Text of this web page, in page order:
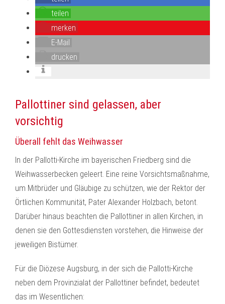
teilen
merken
E-Mail
drucken
Pallottiner sind gelassen, aber
vorsichtig
Überall fehlt das Weihwasser
In der Pallotti-Kirche im bayerischen Friedberg sind die
Weihwasserbecken geleert. Eine reine Vorsichtsmaßnahme,
um Mitbrüder und Gläubige zu schützen, wie der Rektor der
Örtlichen Kommunität, Pater Alexander Holzbach, betont.
Darüber hinaus beachten die Pallottiner in allen Kirchen, in
denen sie den Gottesdiensten vorstehen, die Hinweise der
jeweiligen Bistümer.
Für die Diözese Augsburg, in der sich die Pallotti-Kirche
neben dem Provinzialat der Pallottiner befindet, bedeutet
das im Wesentlichen: